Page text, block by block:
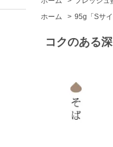
ホーム > 95g「Sサ
コクのある